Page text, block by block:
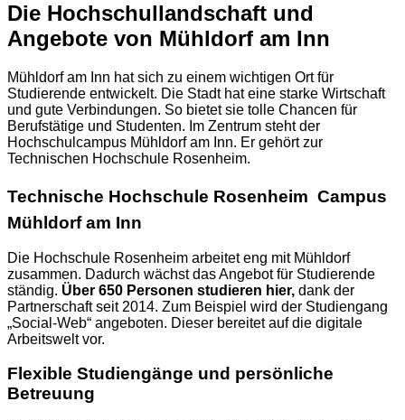
Die Hochschullandschaft und
Angebote von Mühldorf am Inn
Mühldorf am Inn hat sich zu einem wichtigen Ort für
Studierende entwickelt. Die Stadt hat eine starke Wirtschaft
und gute Verbindungen. So bietet sie tolle Chancen für
Berufstätige und Studenten. Im Zentrum steht der
Hochschulcampus Mühldorf am Inn. Er gehört zur
Technischen Hochschule Rosenheim.
Technische Hochschule Rosenheim  Campus
Mühldorf am Inn
Die Hochschule Rosenheim arbeitet eng mit Mühldorf
zusammen. Dadurch wächst das Angebot für Studierende
ständig. Über 650 Personen studieren hier, dank der
Partnerschaft seit 2014. Zum Beispiel wird der Studiengang
„Social-Web“ angeboten. Dieser bereitet auf die digitale
Arbeitswelt vor.
Flexible Studiengänge und persönliche
Betreuung